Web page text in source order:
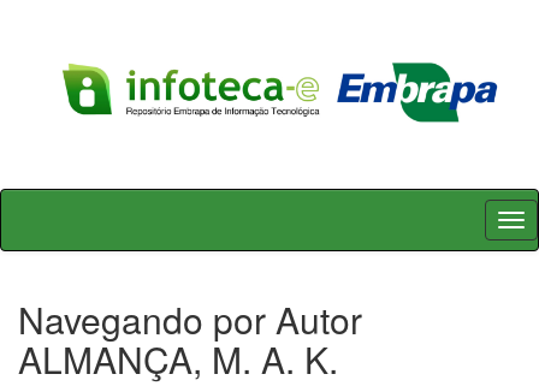
Skip
Navegando por Autor
ALMANÇA, M. A. K.